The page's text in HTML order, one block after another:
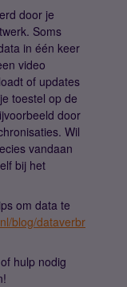
door je
Soms
in één keer
video
of updates
toestel op de
door
Wil
vandaan
bij het
om data te
blog/dataverbr
hulp nodig